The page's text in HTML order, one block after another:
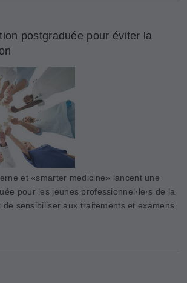
postgraduée pour éviter la
et «smarter medicine» lancent une
pour les jeunes professionnel·le·s de la
de sensibiliser aux traitements et examens